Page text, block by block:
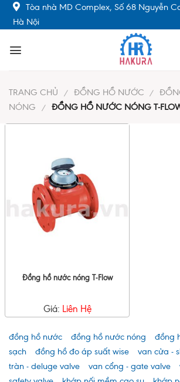
Skip
Tòa nhà MD Complex, Số 68 Nguyễn
Hà Nội
TRANG CHỦ / ĐỒNG HỒ NƯỚC /
NÓNG
/ ĐỒNG HỒ NƯỚC NÓNG T-
Đồng hồ nước nóng T-Flow
Giá: Liên Hệ
đồng hồ nước đồng hồ nước nóng
đồng
sạch
đồng hồ đo áp suất wise van cửa -
tràn - deluge valve
van cổng - gate valve